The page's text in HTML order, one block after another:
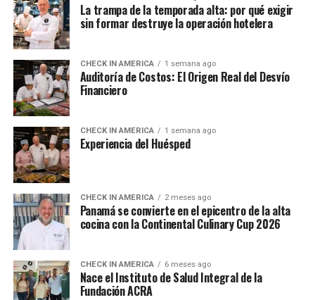
La trampa de la temporada alta: por qué exigir
sin formar destruye la operación hotelera
CHECK IN AMERICA 1 semana ago
Auditoría de Costos: El Origen Real del Desvío
Financiero
CHECK IN AMERICA 1 semana ago
Experiencia del Huésped
CHECK IN AMERICA 2 meses ago
Panamá se convierte en el epicentro de la alta
cocina con la Continental Culinary Cup 2026
CHECK IN AMERICA 6 meses ago
Nace el Instituto de Salud Integral de la
Fundación ACRA